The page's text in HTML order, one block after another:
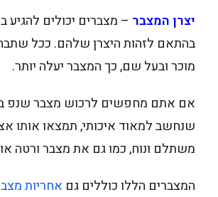
יצרן המצבר – מצברים יכולים להגיע
בהתאם לזהות היצרן שלהם. ככל
מוכר ובעל שם, כך המצבר יעלה יותר.
אם אתם מחפשים לרכוש מצבר שנפ
שנחשב למאוד איכותי, תמצאו אותו
משתלם ונוח, כמו גם את מצבר ורטה
המצברים הללו כוללים גם אחריות